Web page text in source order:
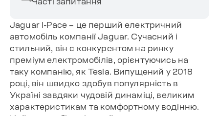
Jaguar I-Pace – це перший електричний
автомобіль компанії Jaguar. Сучасний і
стильний, він є конкурентом на ринку
преміум електромобілів, орієнтуючись на
таку компанію, як Tesla. Випущений у 2018
році, він швидко здобув популярність в
Україні завдяки чудовій динаміці, великим
характеристикам та комфортному водінню.